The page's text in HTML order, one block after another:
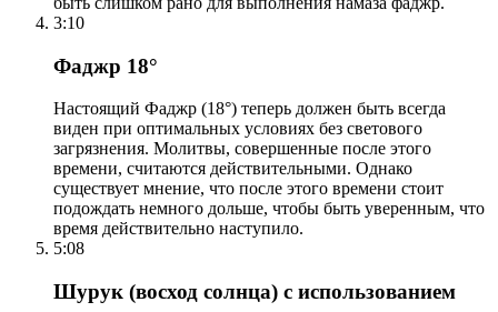
3:10
Фаджр 18°
Настоящий Фаджр (18°) теперь должен быть всегда
виден при оптимальных условиях без светового
загрязнения. Молитвы, совершенные после этого
времени, считаются действительными. Однако
существует мнение, что после этого времени стоит
подождать немного дольше, чтобы быть уверенным, что
время действительно наступило.
5:08
Шурук (восход солнца) с использованием